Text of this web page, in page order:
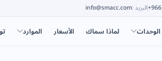
البريد:
info@smacc.com
الوحدات لماذا سماك الأسعار الموارد